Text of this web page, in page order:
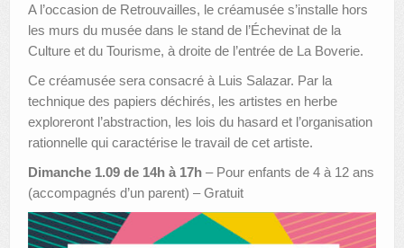
PUBLICATIONS
LES APPELS À PROJETS
LE PORTAIL DES COLLECTIONS
A l’occasion de Retrouvailles, le créamusée s’installe hors
les murs du musée dans le stand de l’Échevinat de la
Culture et du Tourisme, à droite de l’entrée de La Boverie.
Ce créamusée sera consacré à Luis Salazar. Par la
technique des papiers déchirés, les artistes en herbe
exploreront l’abstraction, les lois du hasard et l’organisation
rationnelle qui caractérise le travail de cet artiste.
Dimanche 1.09 de 14h à 17h – Pour enfants de 4 à 12 ans
(accompagnés d’un parent) – Gratuit